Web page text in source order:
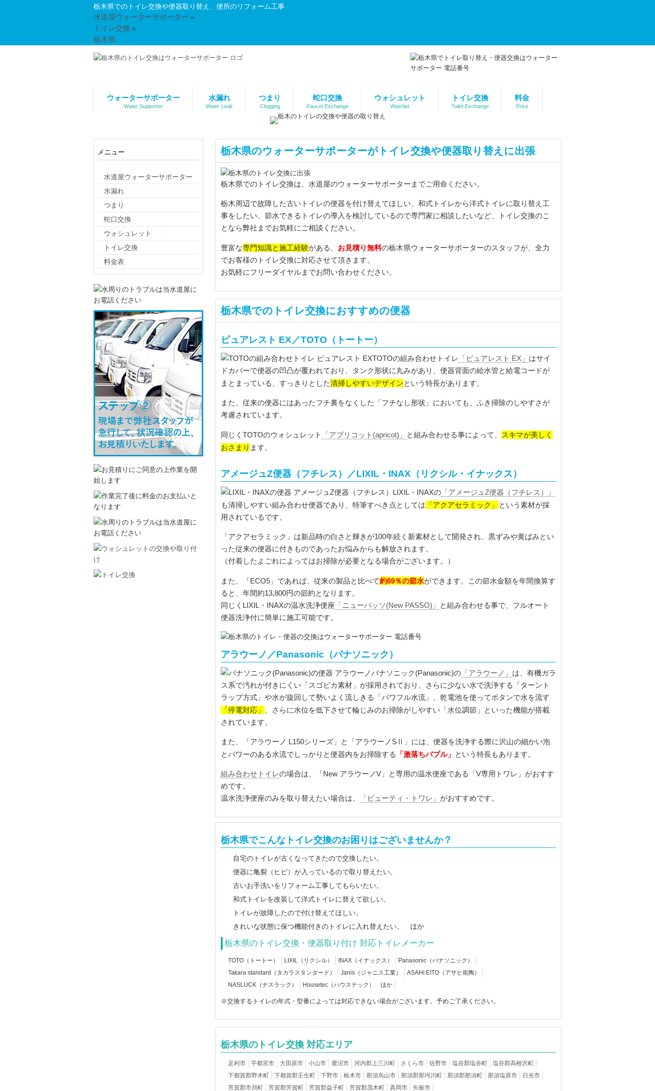
栃木県でのトイレ交換や便器取り替え、便所のリフォーム工事
水道屋ウォーターサポーター »
トイレ交換 »
栃木県
ウォーターサポーター
Water Supporter
水漏れ
Water Leak
つまり
Clogging
蛇口交換
Faucet Exchange
ウォシュレット
Washlet
トイレ交換
Toilet Exchange
料金
Price
栃木県のウォーターサポーターがトイレ交換や便器取り替えに出張
栃木県でのトイレ交換は、水道屋のウォーターサポーターまでご用命ください。
栃木周辺で故障した古いトイレの便器を付け替えてほしい、和式トイレから洋式トイレに取り替え工
事をしたい、節水できるトイレの導入を検討しているので専門家に相談したいなど、トイレ交換のこ
となら弊社までお気軽にご相談ください。
豊富な専門知識と施工経験がある、 お見積り無料の栃木県ウォーターサポーターのスタッフが、全力
でお客様のトイレ交換に対応させて頂きます。
お気軽にフリーダイヤルまでお問い合わせください。
栃木県でのトイレ交換におすすめの便器
ピュアレスト EX／TOTO（トートー）
TOTOの組み合わせトイレ 「ピュアレスト EX」 はサイ
ドカバーで便器の凹凸が覆われており、タンク形状に丸みがあり、便器背面の給水管と給電コードが
まとまっている、すっきりとした清掃しやすいデザインという特長があります。
また、従来の便器にはあったフチ裏をなくした「フチなし形状」においても、ふき掃除のしやすさが
考慮されています。
同じくTOTOのウォシュレット 「アプリコット(apricot)」 と組み合わせる事によって、
スキマが美しく
おさまり ます。
アメージュZ便器（フチレス）／LIXIL・INAX（リクシル・イナックス）
LIXIL・INAXの 「アメージュZ便器（フチレス）」
も清掃しやすい組み合わせ便器であり、特筆すべき点としては 「アクアセラミック」
という素材が採
用されているです。
「アクアセラミック」は新品時の白さと輝きが100年続く新素材として開発され、黒ずみや黄ばみとい
った従来の便器に付きものであったお悩みからも解放されます。
（付着したよごれによってはお掃除が必要となる場合がございます。）
また、「ECO5」であれば、従来の製品と比べて約69％の節水ができます。この節水金額を年間換算す
ると、年間約13,800円の節約となります。
同じくLIXIL・INAXの温水洗浄便座 「ニューパッソ(New PASSO)」
と組み合わせる事で、フルオート
便器洗浄付に簡単に施工可能です。
アラウーノ／Panasonic（パナソニック）
パナソニック(Panasonic)の 「アラウーノ」 は、有機ガラ
ス系で汚れが付きにくい「スゴピカ素材」が採用されており、さらに少ない水で洗浄する「ターント
ラップ方式」や水が旋回して勢いよく流しきる「パワフル水流」、乾電池を使ってボタンで水を流す
「停電対応」
、さらに水位を低下させて輪じみのお掃除がしやすい「水位調節」といった機能が搭載
されています。
また、「アラウーノ L150シリーズ」と「アラウーノSⅡ」には、便器を洗浄する際に沢山の細かい泡
とパワーのある水流でしっかりと便器内をお掃除する
「激落ちバブル」 という特長もあります。
組み合わせトイレの場合は、「New アラウーノV」と専用の温水便座である「V専用トワレ」がおすす
めです。
温水洗浄便座のみを取り替えたい場合は、
「ビューティ・トワレ」 がおすすめです。
栃木県でこんなトイレ交換のお困りはございませんか？
自宅のトイレが古くなってきたので交換したい。
便器に亀裂（ヒビ）が入っているので取り替えたい。
古いお手洗いをリフォーム工事してもらいたい。
和式トイレを改装して洋式トイレに替えて欲しい。
トイレが故障したので付け替えてほしい。
きれいな状態に保つ機能付きのトイレに入れ替えたい。 ほか
栃木県のトイレ交換・便器取り付け 対応トイレメーカー
TOTO（トートー） LIXIL（リクシル） INAX（イナックス）
Panasonic（パナソニック）
Takara standard（タカラスタンダード）
Janis（ジャニス工業）
ASAHI EITO（アサヒ衛陶）
NASLUCK（ナスラック）
Housetec（ハウステック） ほか
※交換するトイレの年式・型番によっては対応できない場合がございます。予めご了承ください。
栃木県のトイレ交換 対応エリア
足利市 宇都宮市 大田原市 小山市 鹿沼市 河内郡上三川町 さくら市 佐野市 塩谷郡塩谷町
塩谷郡高根沢町
下都賀郡野木町
下都賀郡壬生町 下野市 栃木市 那須烏山市 那須郡那珂川町 那須郡那須町 那須塩原市
日光市
芳賀郡市貝町
芳賀郡芳賀町 芳賀郡益子町 芳賀郡茂木町 真岡市 矢板市
メニュー
水道屋ウォーターサポーター
水漏れ
つまり
蛇口交換
ウォシュレット
トイレ交換
料金表